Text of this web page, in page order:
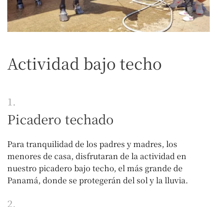
Actividad bajo techo
1.
Picadero techado
Para tranquilidad de los padres y madres, los
menores de casa, disfrutaran de la actividad en
nuestro picadero bajo techo, el más grande de
Panamá, donde se protegerán del sol y la lluvia.
2.